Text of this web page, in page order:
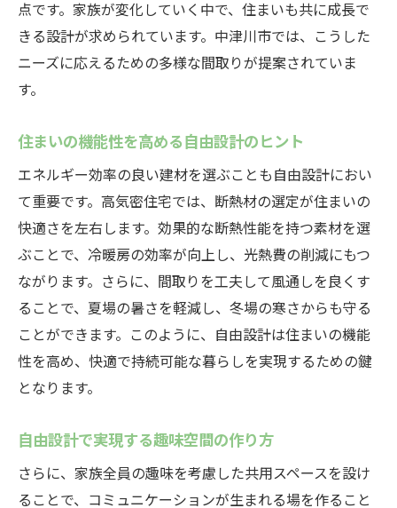
点です。家族が変化していく中で、住まいも共に成長で
きる設計が求められています。中津川市では、こうした
ニーズに応えるための多様な間取りが提案されていま
す。
住まいの機能性を高める自由設計のヒント
エネルギー効率の良い建材を選ぶことも自由設計におい
て重要です。高気密住宅では、断熱材の選定が住まいの
快適さを左右します。効果的な断熱性能を持つ素材を選
ぶことで、冷暖房の効率が向上し、光熱費の削減にもつ
ながります。さらに、間取りを工夫して風通しを良くす
ることで、夏場の暑さを軽減し、冬場の寒さからも守る
ことができます。このように、自由設計は住まいの機能
性を高め、快適で持続可能な暮らしを実現するための鍵
となります。
自由設計で実現する趣味空間の作り方
さらに、家族全員の趣味を考慮した共用スペースを設け
ることで、コミュニケーションが生まれる場を作ること